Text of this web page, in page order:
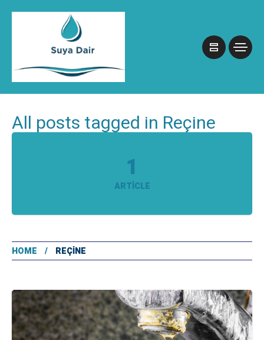
All posts tagged in Reçine
1
ARTICLE
HOME REÇINE